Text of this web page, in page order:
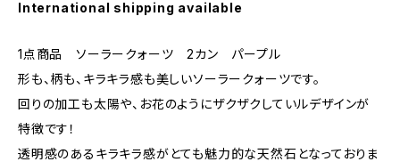
International shipping available
1点商品 ソーラークォーツ 2カン パープル
形も、柄も、キラキラ感も美しいソーラークォーツです。
回りの加工も太陽や、お花のようにザクザクしていルデザインが
特徴です！
透明感のあるキラキラ感がとても魅力的な天然石となっておりま